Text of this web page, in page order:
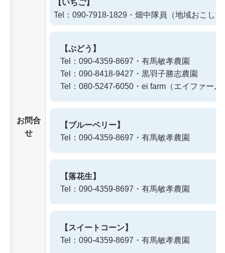
お問合
せ
【いちご】
Tel：090-7918-1829・畑中隊員（地域おこし
【ぶどう】
Tel：090-4359-8697・有馬敏孝農園
Tel：090-8418-9427・黒羽子勝志農園
Tel：080-5247-6050・ei farm（エイファーム
【ブルーベリー】
Tel：090-4359-8697・有馬敏孝農園
【落花生】
Tel：090-4359-8697・有馬敏孝農園
【スイートコーン】
Tel：090-4359-8697・有馬敏孝農園